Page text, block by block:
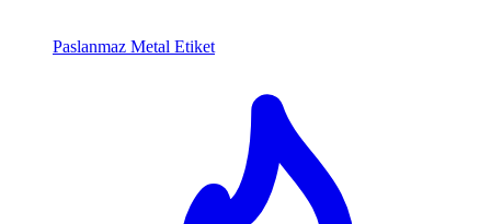
Paslanmaz Metal Etiket